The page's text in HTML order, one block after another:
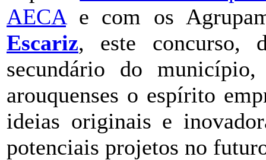
AECAe com os
Escariz, este concurso,
secundário do
arouquenses o espírito
ideias originais e
potenciais projetos no